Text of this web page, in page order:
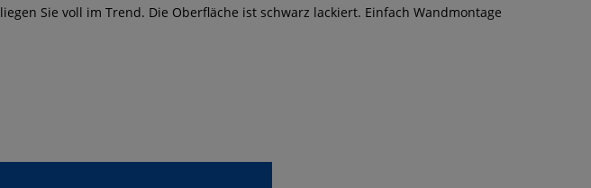
Sie voll im Trend. Die Oberfläche ist schwarz lackiert. Einfach Wandmontage